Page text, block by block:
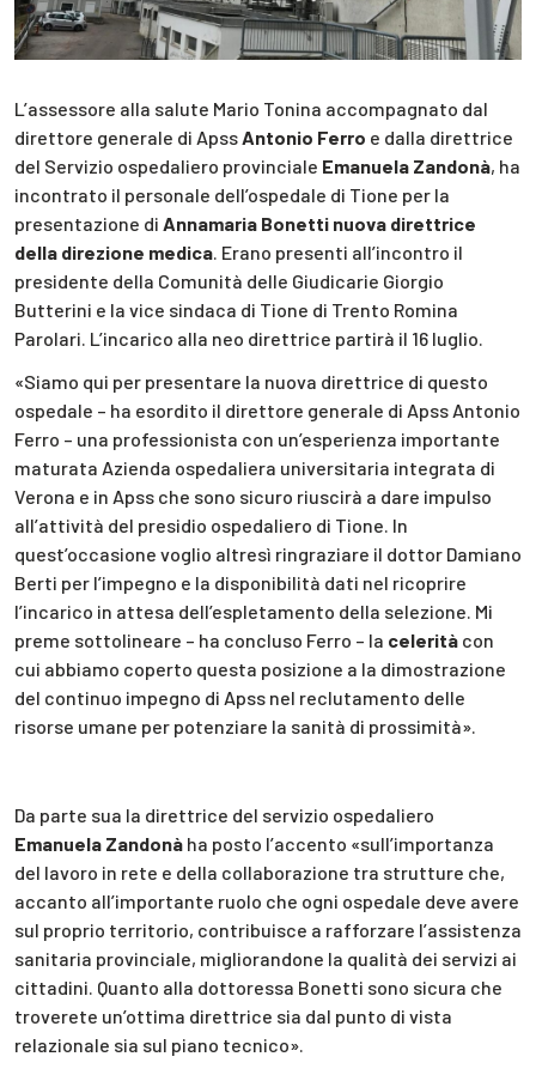
L’assessore alla salute Mario Tonina accompagnato dal
direttore generale di Apss Antonio Ferro e dalla direttrice
del Servizio ospedaliero provinciale Emanuela Zandonà, ha
incontrato il personale dell’ospedale di Tione per la
presentazione di Annamaria Bonetti nuova direttrice
della direzione medica . Erano presenti all’incontro il
presidente della Comunità delle Giudicarie Giorgio
Butterini e la vice sindaca di Tione di Trento Romina
Parolari. L’incarico alla neo direttrice partirà il 16 luglio.
«Siamo qui per presentare la nuova direttrice di questo
ospedale – ha esordito il direttore generale di Apss Antonio
Ferro – una professionista con un’esperienza importante
maturata Azienda ospedaliera universitaria integrata di
Verona e in Apss che sono sicuro riuscirà a dare impulso
all’attività del presidio ospedaliero di Tione. In
quest’occasione voglio altresì ringraziare il dottor Damiano
Berti per l’impegno e la disponibilità dati nel ricoprire
l’incarico in attesa dell’espletamento della selezione. Mi
preme sottolineare – ha concluso Ferro – la celerità con
cui abbiamo coperto questa posizione a la dimostrazione
del continuo impegno di Apss nel reclutamento delle
risorse umane per potenziare la sanità di prossimità».
Da parte sua la direttrice del servizio ospedaliero
Emanuela Zandonà ha posto l’accento «sull’importanza
del lavoro in rete e della collaborazione tra strutture che,
accanto all’importante ruolo che ogni ospedale deve avere
sul proprio territorio, contribuisce a rafforzare l’assistenza
sanitaria provinciale, migliorandone la qualità dei servizi ai
cittadini. Quanto alla dottoressa Bonetti sono sicura che
troverete un’ottima direttrice sia dal punto di vista
relazionale sia sul piano tecnico».